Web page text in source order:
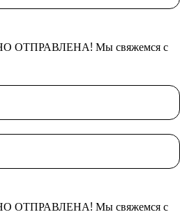
ОТПРАВЛЕНА! Мы свяжемся с
ОТПРАВЛЕНА! Мы свяжемся с